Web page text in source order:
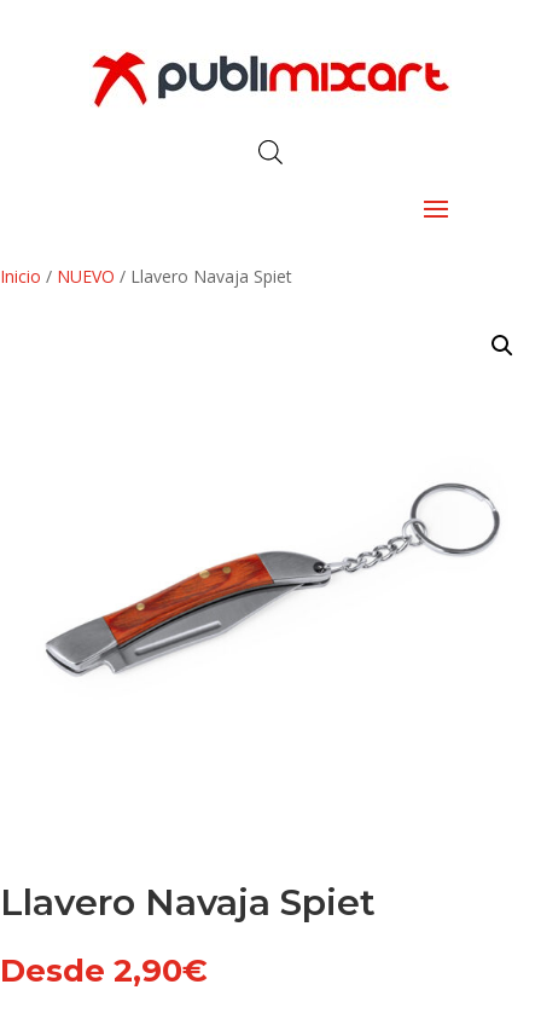
Inicio / NUEVO / Llavero Navaja Spiet
Llavero Navaja Spiet
Desde 2,90€